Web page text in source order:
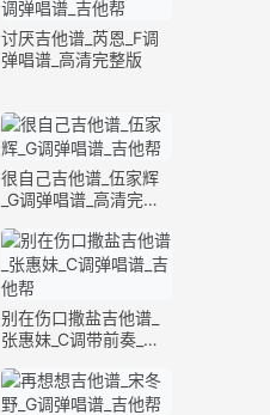
讨厌吉他谱_芮恩_F调
弹唱谱_高清完整版
很自己吉他谱_伍家辉
_G调弹唱谱_高清完整
别在伤口撒盐吉他谱_
张惠妹_C调带前奏_完